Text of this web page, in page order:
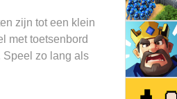
zijn tot een klein
met toetsenbord
Speel zo lang als
MEmu 9